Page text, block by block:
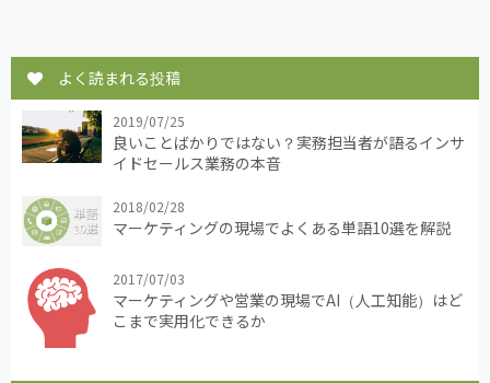
よく読まれる投稿
2019/07/25
良いことばかりではない？実務担当者が語るインサ
イドセールス業務の本音
2018/02/28
マーケティングの現場でよくある単語10選を解説
2017/07/03
マーケティングや営業の現場でAI（人工知能）はど
こまで実用化できるか